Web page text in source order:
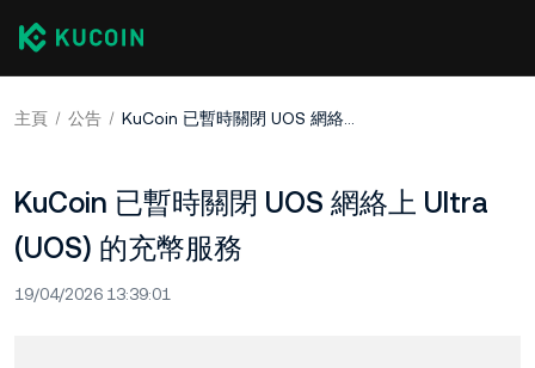
主頁 公告 KuCoin 已暫時關閉 UOS 網絡上 Ultra (UOS) 的充幣服務
KuCoin 已暫時關閉 UOS 網絡上 Ultra
(UOS) 的充幣服務
19/04/2026 13:39:01